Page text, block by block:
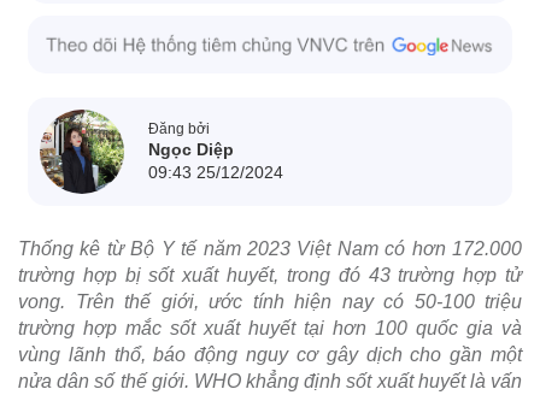
Đăng bởi
Ngọc Diệp
09:43 25/12/2024
Thống kê từ Bộ Y tế năm 2023 Việt Nam có hơn 172.000
trường hợp bị sốt xuất huyết, trong đó 43 trường hợp tử
vong. Trên thế giới, ước tính hiện nay có 50-100 triệu
trường hợp mắc sốt xuất huyết tại hơn 100 quốc gia và
vùng lãnh thổ, báo động nguy cơ gây dịch cho gần một
nửa dân số thế giới. WHO khẳng định sốt xuất huyết là vấn